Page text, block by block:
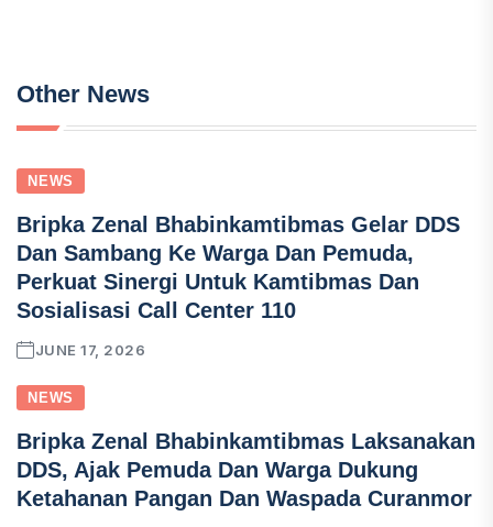
Other News
NEWS
Bripka Zenal Bhabinkamtibmas Gelar DDS
Dan Sambang Ke Warga Dan Pemuda,
Perkuat Sinergi Untuk Kamtibmas Dan
Sosialisasi Call Center 110
JUNE 17, 2026
NEWS
Bripka Zenal Bhabinkamtibmas Laksanakan
DDS, Ajak Pemuda Dan Warga Dukung
Ketahanan Pangan Dan Waspada Curanmor